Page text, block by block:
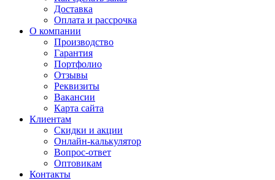
Доставка
Оплата и рассрочка
О компании
Производство
Гарантия
Портфолио
Отзывы
Реквизиты
Вакансии
Карта сайта
Клиентам
Скидки и акции
Онлайн-калькулятор
Вопрос-ответ
Оптовикам
Контакты